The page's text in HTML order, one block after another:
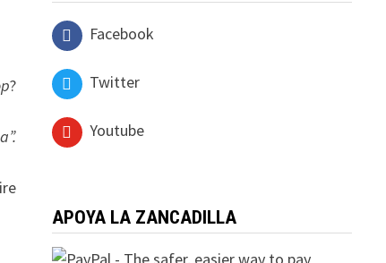
?
Facebook
Twitter
Youtube
APOYA LA ZANCADILLA